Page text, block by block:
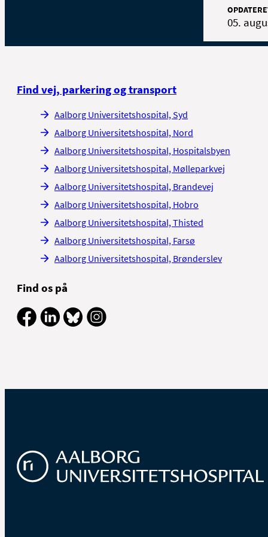
05.
Find vej, parkering og transport
Aalborg Universitetshospital, Syd
Aalborg Universitetshospital, Nord
Aalborg Universitetshospital, Hospitalsbyen
Aalborg Universitetshospital, Mølleparkvej
Aalborg Universitetshospital, Brandevej
Aalborg Universitetshospital, Hobro
Aalborg Universitetshospital, Thisted
Aalborg Universitetshospital, Farsø
Aalborg Universitetshospital, Brønderslev
Find os på